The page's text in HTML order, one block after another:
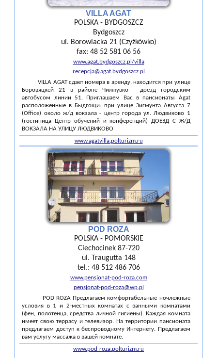
VILLA AGAT
POLSKA - BYDGOSZCZ
Bydgoszcz
ul. Borowiacka 21 (Czyżkówko)
fax: 48 52 581 06 56
www.agat.bydgoszcz.pl/villa
recepcja@agat.bydgoszcz.pl
VILLA AGAT сдает номера в аренду, находится при улице
Боровяцкей 21 в районе Чижкувко - доезд городским
автобусом линии 51. Приглашаем Вас в пансионаты Agat
расположенные в Быдгощи: при улице Зигмунта Августа 7
(Office) около ж/д вокзала - центр города ул. Людвиково 1
(гостиница Центр обучений и конференций) ДОЕЗД С Ж/Д
ВОКЗАЛА НА УЛИЦУ ЛЮДВИКОВО
www.agatvilla.polturizm.ru
POD ROZA
POLSKA - POMORSKIE
Ciechocinek 87-720
ul. Traugutta 148
tel.: 48 512 486 706
www.pensjonat-pod-roza.com
pensjonat-pod-roza@wp.pl
POD ROZA Предлагаем комфортабельные ночлежные
условия в 1 и 2-местных комнатах с ванными комнатами
(фен, полотенца, средства личной гигиены). Каждая комната
имеет свою террасу и телевизор. На территории пансионата
предлагаем доступ к беспроводному Интернету. Предлагаем
вам услугу массажа в вашей комнате.
www.pod-roza.polturizm.ru